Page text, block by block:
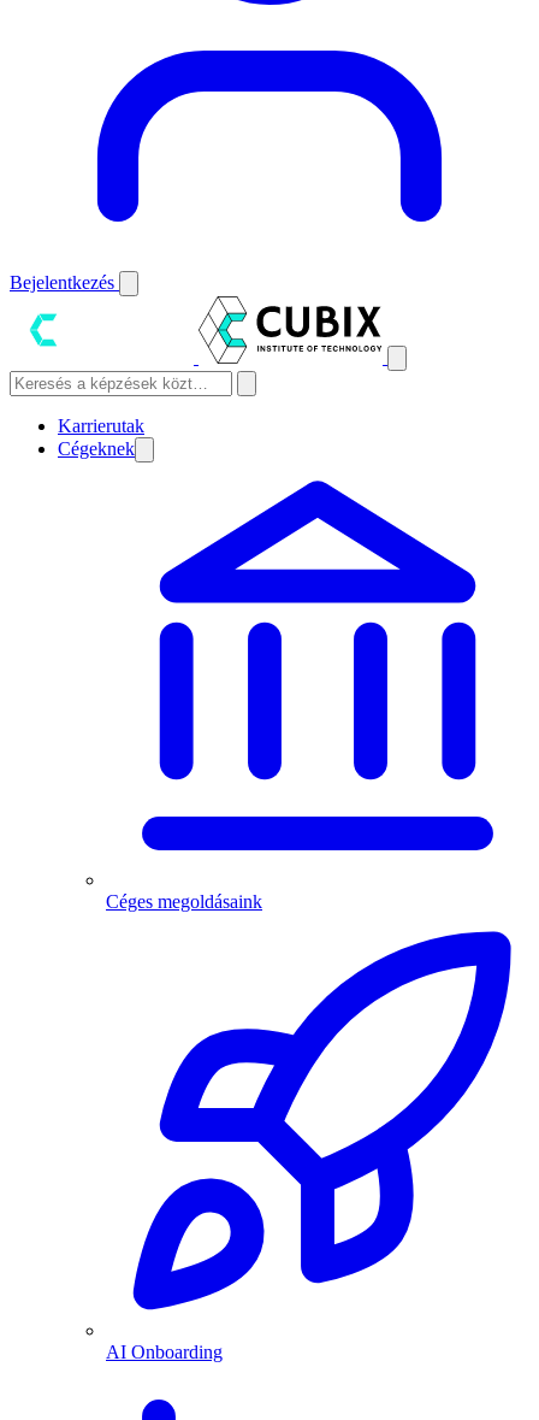
Bejelentkezés
Karrierutak
Cégeknek
Céges megoldásaink
AI Onboarding